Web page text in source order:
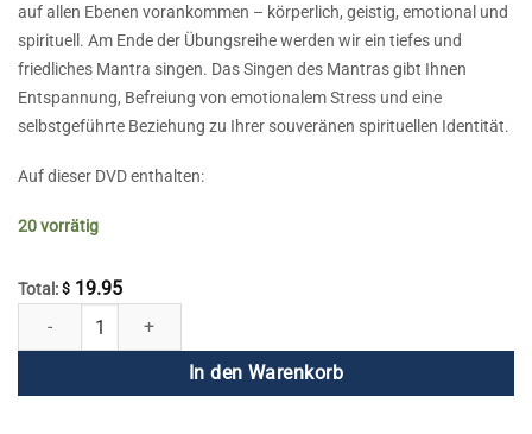
auf allen Ebenen vorankommen – körperlich, geistig, emotional und
spirituell. Am Ende der Übungsreihe werden wir ein tiefes und
friedliches Mantra singen. Das Singen des Mantras gibt Ihnen
Entspannung, Befreiung von emotionalem Stress und eine
selbstgeführte Beziehung zu Ihrer souveränen spirituellen Identität.
Auf dieser DVD enthalten:
20 vorrätig
Total: $ 19.95
Lassen Sie uns mit der inneren Stärke des Yoga aufrecht gehen Menge
In den Warenkorb